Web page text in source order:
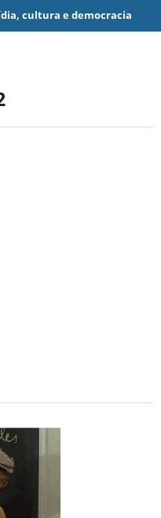
cultura e democracia